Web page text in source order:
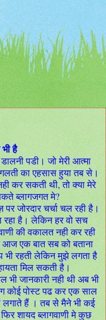
है
पडी। जो मेरी आत्मा
का एहसास हुया तब से।
कर सकती थी, तो क्या मेरे
ब्लागजगत मे?
जोरदार चर्चा चल रही है।
रहा है। लेकिन हर वो सच
की वकालत नही कर रही
एक बात सब को बताना
भी रहती लेकिन मुझे लगता है
मिल सकती है।
जानकारी नही थी अब भी
कोई पोस्ट पढ कर एक साल
लगाते हैं । तब से मैने भी कई
शायद ब्लागवाणी मे कुछ